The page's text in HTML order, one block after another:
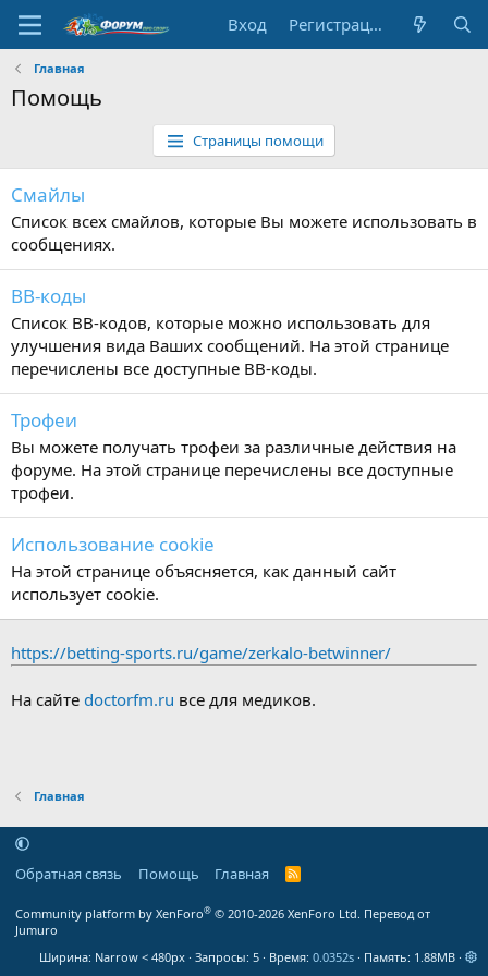
Вход Регистрация
Главная
Помощь
Страницы помощи
Смайлы
Список всех смайлов, которые Вы можете использовать в
сообщениях.
BB-коды
Список BB-кодов, которые можно использовать для
улучшения вида Ваших сообщений. На этой странице
перечислены все доступные BB-коды.
Трофеи
Вы можете получать трофеи за различные действия на
форуме. На этой странице перечислены все доступные
трофеи.
Использование cookie
На этой странице объясняется, как данный сайт
использует cookie.
https://betting-sports.ru/game/zerkalo-betwinner/
На сайте doctorfm.ru все для медиков.
Главная
Обратная связь Помощь Главная
R
Community platform by XenForo® © 2010-2026 XenForo Ltd. Перевод от
Jumuro
Ширина
Запросы 5 Время 0.0352s Память 1.88MB